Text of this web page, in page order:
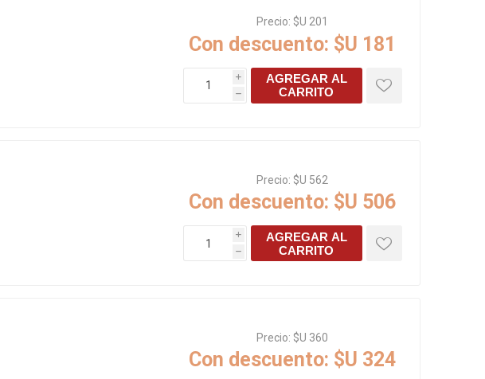
Ofertas
Precio: $U 201
Con descuento: $U 181
i
h
AGREGAR AL
CARRITO
Precio: $U 562
Con descuento: $U 506
i
h
AGREGAR AL
CARRITO
Precio: $U 360
Con descuento: $U 324